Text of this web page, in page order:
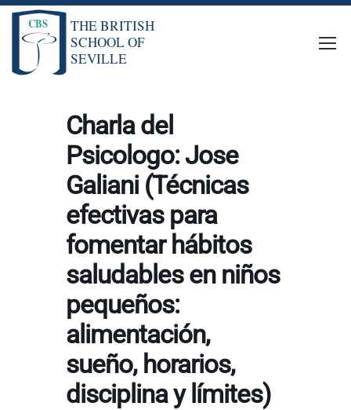
Charla del
Psicologo: Jose
Galiani (Técnicas
efectivas para
fomentar hábitos
saludables en niños
pequeños:
alimentación,
sueño, horarios,
disciplina y límites)